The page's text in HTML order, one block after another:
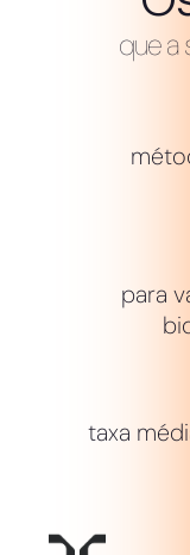
que a
para
taxa